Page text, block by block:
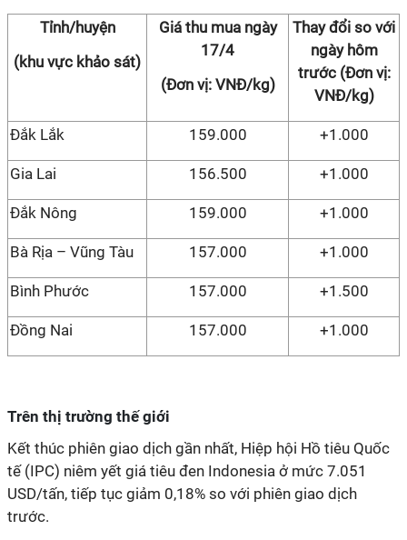
Tỉnh/huyện
(khu vực khảo sát)
Giá thu mua ngày
17/4
(Đơn vị: VNĐ/kg)
Thay đổi so với
ngày hôm
trước (Đơn vị:
VNĐ/kg)
Đắk Lắk 159.000 +1.000
Gia Lai 156.500 +1.000
Đắk Nông 159.000 +1.000
Bà Rịa – Vũng Tàu 157.000 +1.000
Bình Phước 157.000 +1.500
Đồng Nai 157.000 +1.000
Trên thị trường thế giới
Kết thúc phiên giao dịch gần nhất, Hiệp hội Hồ tiêu Quốc
tế (IPC) niêm yết giá tiêu đen Indonesia ở mức 7.051
USD/tấn, tiếp tục giảm 0,18% so với phiên giao dịch
trước.